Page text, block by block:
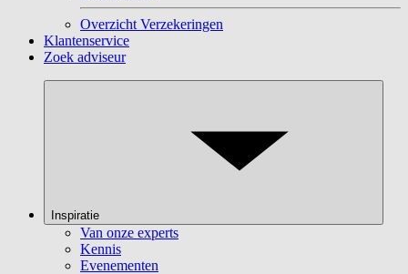
Overzicht Verzekeringen
Klantenservice
Zoek adviseur
Inspiratie
Van onze experts
Kennis
Evenementen